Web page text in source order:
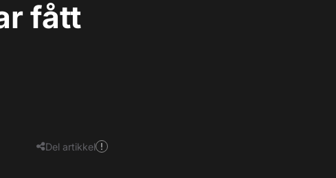
fått
Del artikkel